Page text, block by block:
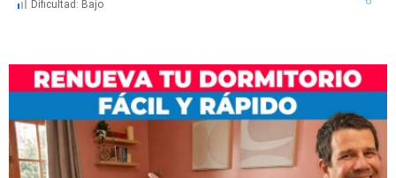
Dificultad: Bajo